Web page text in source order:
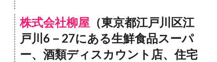
株式会社柳屋 （東京都江戸川区江
戸川6－27にある生鮮食品スーパ
ー、酒類ディスカウント店、住宅